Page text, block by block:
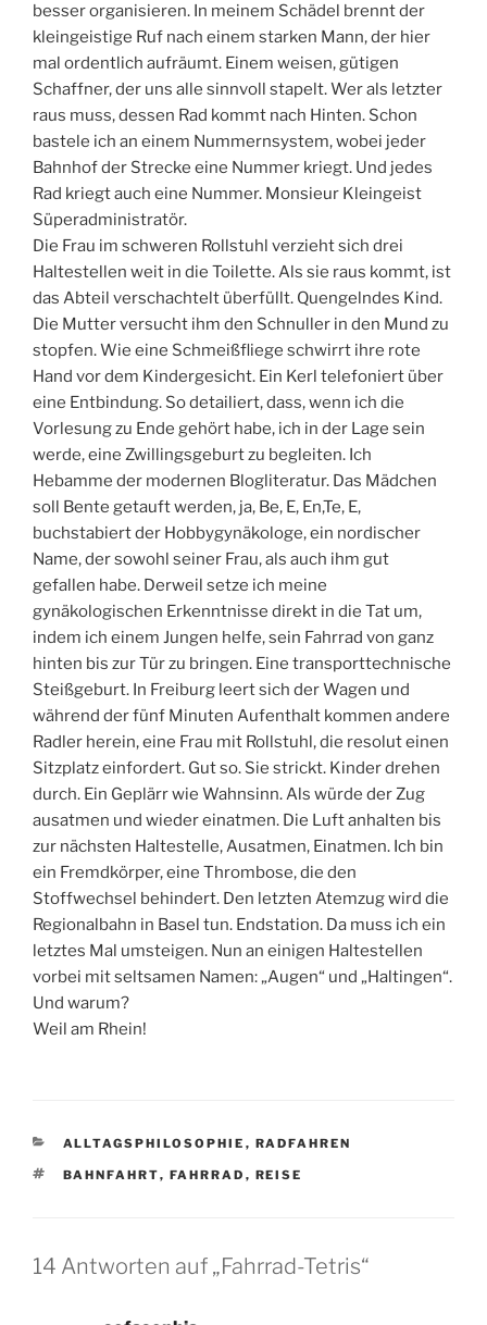
besser organisieren. In meinem Schädel brennt der
kleingeistige Ruf nach einem starken Mann, der hier
mal ordentlich aufräumt. Einem weisen, gütigen
Schaffner, der uns alle sinnvoll stapelt. Wer als letzter
raus muss, dessen Rad kommt nach Hinten. Schon
bastele ich an einem Nummernsystem, wobei jeder
Bahnhof der Strecke eine Nummer kriegt. Und jedes
Rad kriegt auch eine Nummer. Monsieur Kleingeist
Süperadministratör.
Die Frau im schweren Rollstuhl verzieht sich drei
Haltestellen weit in die Toilette. Als sie raus kommt, ist
das Abteil verschachtelt überfüllt. Quengelndes Kind.
Die Mutter versucht ihm den Schnuller in den Mund zu
stopfen. Wie eine Schmeißfliege schwirrt ihre rote
Hand vor dem Kindergesicht. Ein Kerl telefoniert über
eine Entbindung. So detailiert, dass, wenn ich die
Vorlesung zu Ende gehört habe, ich in der Lage sein
werde, eine Zwillingsgeburt zu begleiten. Ich
Hebamme der modernen Blogliteratur. Das Mädchen
soll Bente getauft werden, ja, Be, E, En,Te, E,
buchstabiert der Hobbygynäkologe, ein nordischer
Name, der sowohl seiner Frau, als auch ihm gut
gefallen habe. Derweil setze ich meine
gynäkologischen Erkenntnisse direkt in die Tat um,
indem ich einem Jungen helfe, sein Fahrrad von ganz
hinten bis zur Tür zu bringen. Eine transporttechnische
Steißgeburt. In Freiburg leert sich der Wagen und
während der fünf Minuten Aufenthalt kommen andere
Radler herein, eine Frau mit Rollstuhl, die resolut einen
Sitzplatz einfordert. Gut so. Sie strickt. Kinder drehen
durch. Ein Geplärr wie Wahnsinn. Als würde der Zug
ausatmen und wieder einatmen. Die Luft anhalten bis
zur nächsten Haltestelle, Ausatmen, Einatmen. Ich bin
ein Fremdkörper, eine Thrombose, die den
Stoffwechsel behindert. Den letzten Atemzug wird die
Regionalbahn in Basel tun. Endstation. Da muss ich ein
letztes Mal umsteigen. Nun an einigen Haltestellen
vorbei mit seltsamen Namen: „Augen“ und „Haltingen“.
Und warum?
Weil am Rhein!
KATEGORIEN
ALLTAGSPHILOSOPHIE , RADFAHREN
SCHLAGWÖRTER
BAHNFAHRT, FAHRRAD , REISE
14 Antworten auf „Fahrrad-Tetris“